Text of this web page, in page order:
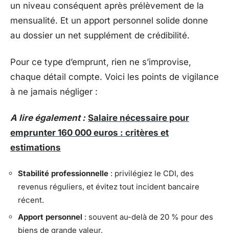
un niveau conséquent après prélèvement de la
mensualité. Et un apport personnel solide donne
au dossier un net supplément de crédibilité.
Pour ce type d’emprunt, rien ne s’improvise,
chaque détail compte. Voici les points de vigilance
à ne jamais négliger :
A lire également : Salaire nécessaire pour
emprunter 160 000 euros : critères et
estimations
Stabilité professionnelle : privilégiez le CDI, des
revenus réguliers, et évitez tout incident bancaire
récent.
Apport personnel : souvent au-delà de 20 % pour des
biens de grande valeur.